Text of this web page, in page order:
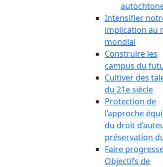
Intensifier
implication au
mondial
Construire les
campus du
Cultiver des
du 21e siècle
Protection de
l’approche
du droit
préservation
Faire
Objectifs de